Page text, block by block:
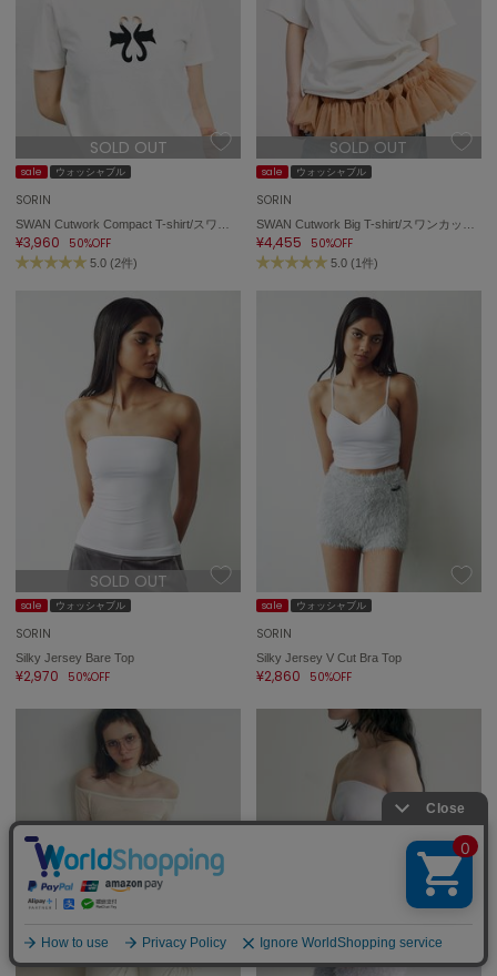
SOLD OUT
sale ウォッシャブル
SORIN
¥3,960 50%OFF
5.0 (2件)
SOLD OUT
sale ウォッシャブル
SORIN
¥4,455 50%OFF
5.0 (1件)
SOLD OUT
sale ウォッシャブル
SORIN
Silky Jersey Bare Top
¥2,970 50%OFF
sale ウォッシャブル
SORIN
Silky Jersey V Cut Bra Top
¥2,860 50%OFF